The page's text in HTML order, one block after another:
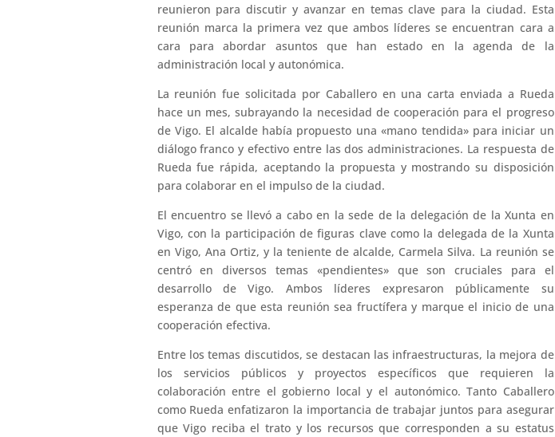
reunieron para discutir y avanzar en temas clave para la ciudad. Esta
reunión marca la primera vez que ambos líderes se encuentran cara a
cara para abordar asuntos que han estado en la agenda de la
administración local y autonómica.
La reunión fue solicitada por Caballero en una carta enviada a Rueda
hace un mes, subrayando la necesidad de cooperación para el progreso
de Vigo. El alcalde había propuesto una «mano tendida» para iniciar un
diálogo franco y efectivo entre las dos administraciones. La respuesta de
Rueda fue rápida, aceptando la propuesta y mostrando su disposición
para colaborar en el impulso de la ciudad.
El encuentro se llevó a cabo en la sede de la delegación de la Xunta en
Vigo, con la participación de figuras clave como la delegada de la Xunta
en Vigo, Ana Ortiz, y la teniente de alcalde, Carmela Silva. La reunión se
centró en diversos temas «pendientes» que son cruciales para el
desarrollo de Vigo. Ambos líderes expresaron públicamente su
esperanza de que esta reunión sea fructífera y marque el inicio de una
cooperación efectiva.
Entre los temas discutidos, se destacan las infraestructuras, la mejora de
los servicios públicos y proyectos específicos que requieren la
colaboración entre el gobierno local y el autonómico. Tanto Caballero
como Rueda enfatizaron la importancia de trabajar juntos para asegurar
que Vigo reciba el trato y los recursos que corresponden a su estatus